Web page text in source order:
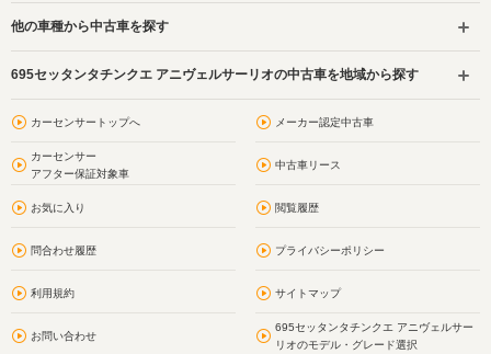
他の車種から中古車を探す
695セッタンタチンクエ アニヴェルサーリオの中古車を地域から探す
カーセンサートップへ メーカー認定中古車
カーセンサー
アフター保証対象車
中古車リース
お気に入り 閲覧履歴
問合わせ履歴 プライバシーポリシー
利用規約 サイトマップ
お問い合わせ
695セッタンタチンクエ アニヴェルサー
リオのモデル・グレード選択